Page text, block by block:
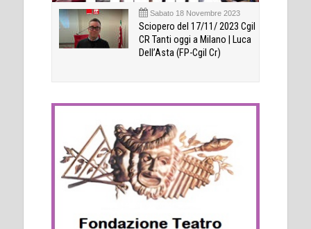
Sabato 18 Novembre 2023
Sciopero del 17/11/ 2023 Cgil
CR Tanti oggi a Milano | Luca
Dell’Asta (FP-Cgil Cr)